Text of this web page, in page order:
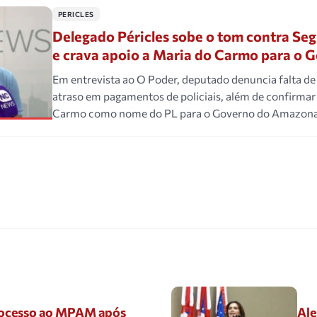
PERICLES
Delegado Péricles sobe o tom contra
e crava apoio a Maria do Carmo para o
Em entrevista ao O Poder, deputado denuncia falta
atraso em pagamentos de policiais, além de
Carmo como nome do PL para o Governo do
ao MPAM após